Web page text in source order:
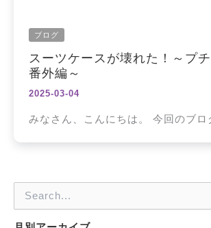
ブログ
スーツケースが壊れた！～プ
番外編～
2025-03-04
みなさん、こんにちは。 今回のブ
索
対